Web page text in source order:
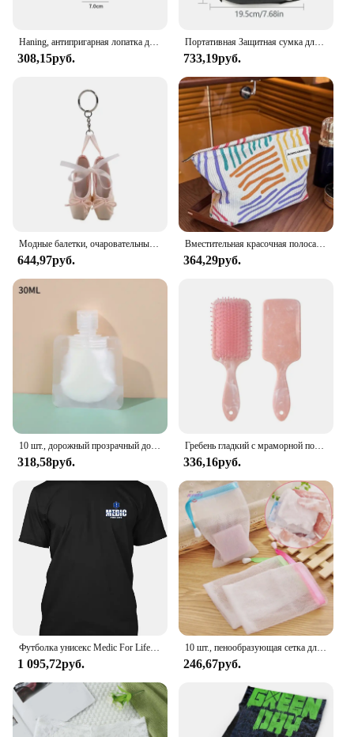
Haning, антипригарная лопатка для риса, лопатка для риса, длинная глубокая ложка для супа, кухонная утварь, многофункциональная рисоварка
308,15руб.
Портативная Защитная сумка для наушников, дорожная сумка для наушников, чехол для наушников WH CH710N TUNE 750BTNC/T700BT
733,19руб.
Модные балетки, очаровательный брелок с орнаментом, брелок для ключей, милые подвески, украшение для кошелька, сумки, рюкзака,
644,97руб.
Вместительная красочная полосатая сумка на молнии, портативная дорожная косметичка для туалетных принадлежностей, косметичка для ухода за кожей, женская сумочка для хранения макияжа
364,29руб.
10 шт., дорожный прозрачный дозатор для косметики, 30/50/100 мл
318,58руб.
Гребень гладкий с мраморной подушкой без завязывания, массажная пластиковая расческа, оптовая продажа
336,16руб.
Футболка унисекс Medic For Life Ems Emt Paramedic - терпение Courage Hanes без тегов
1 095,72руб.
10 шт., пенообразующая сетка для мытья лица
246,67руб.